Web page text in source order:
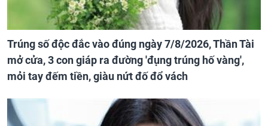
Trúng số độc đắc vào đúng ngày 7/8/2026, Thần Tài
mở cửa, 3 con giáp ra đường 'đụng trúng hố vàng',
mỏi tay đếm tiền, giàu nứt đố đổ vách